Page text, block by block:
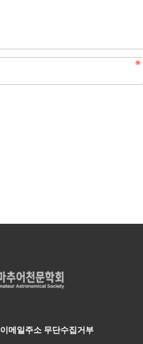
이메일주소 무단수집거부